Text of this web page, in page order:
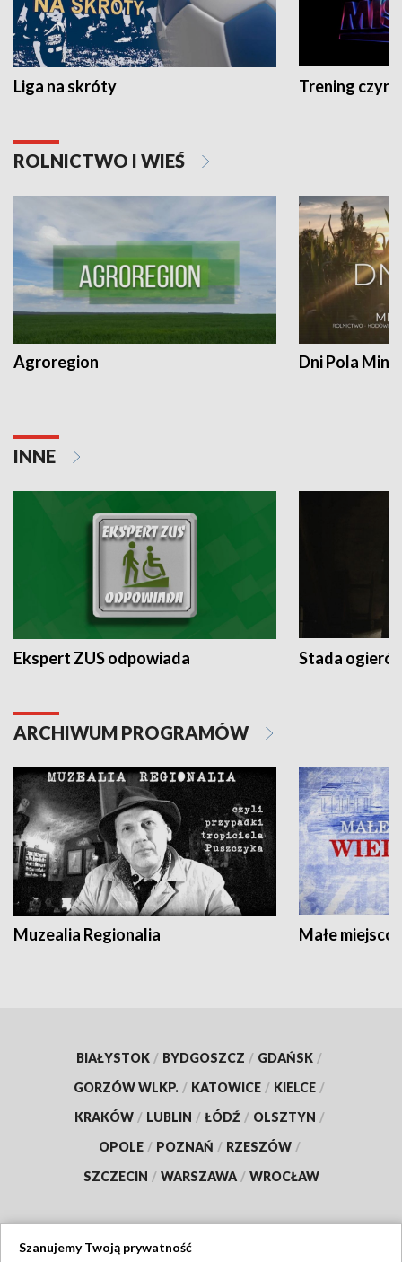
Liga na skróty Trening czyni
ROLNICTWO I WIEŚ
Agroregion Dni Pola
INNE
Ekspert ZUS odpowiada Stada
ARCHIWUM PROGRAMÓW
Muzealia Regionalia Małe
BIAŁYSTOK / BYDGOSZCZ / GDAŃSK /
GORZÓW WLKP. / KATOWICE / KIELCE /
KRAKÓW / LUBLIN / ŁÓDŹ / OLSZTYN /
OPOLE / POZNAŃ / RZESZÓW /
SZCZECIN / WARSZAWA / WROCŁAW
Szanujemy Twoją prywatność